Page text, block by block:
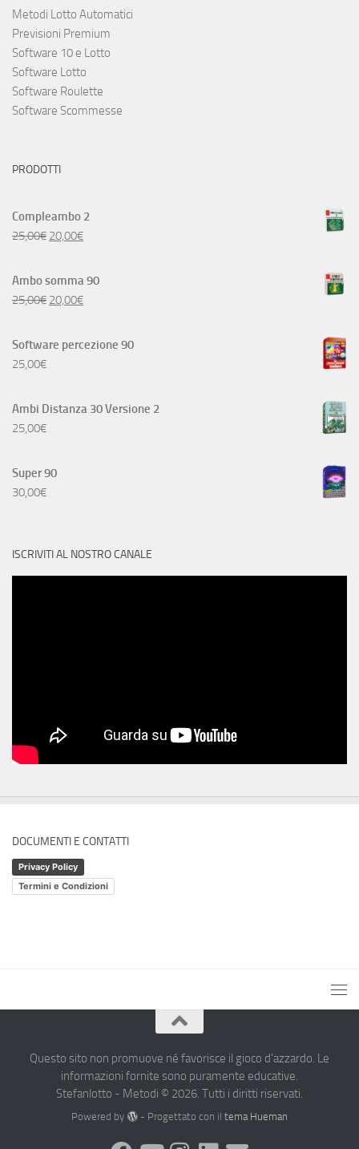
Metodi Lotto Automatici
Previsioni Premium
Software 10 e Lotto
Software Lotto
Software Roulette
Software Scommesse
PRODOTTI
Compleambo 2
25,00€ 20,00€
Ambo somma 90
25,00€ 20,00€
Software percezione 90
25,00€
Ambi Distanza 30 Versione 2
25,00€
Super 90
30,00€
ISCRIVITI AL NOSTRO CANALE
DOCUMENTI E CONTATTI
Privacy Policy
Termini e Condizioni
Questo sito non promuove né favorisce il gioco d'azzardo. Le
informazioni fornite sono puramente educative.
Stefanlotto - Metodi © 2026. Tutti i diritti riservati.
Powered by - Progettato con il tema Hueman